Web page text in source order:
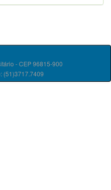
- CEP 96815-900
(51)3717.7409